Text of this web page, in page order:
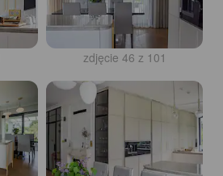
zdjęcie 46 z 101